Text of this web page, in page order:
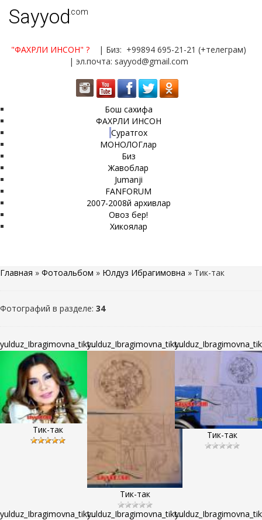
Sayyod.com
"ФАХРЛИ ИНСОН" ?
| Биз: +99894 695-21-21 (+телеграм)
| эл.почта: sayyod@gmail.com
Бош сахифа
ФАХРЛИ ИНСОН
Суратгох
МОНОЛОГлар
Биз
Жавоблар
Jumanji
FANFORUM
2007-2008й архивлар
Овоз бер!
Хикоялар
Главная » Фотоальбом » Юлдуз Ибрагимовна » Тик-так
Фотографий в разделе: 34
yulduz_Ibragimovna_tikt...
Тик-так
yulduz_Ibragimovna_tikt...
Тик-так
Тик-так
yulduz_Ibragimovna_tikt...yulduz_Ibragimovna_tikt...